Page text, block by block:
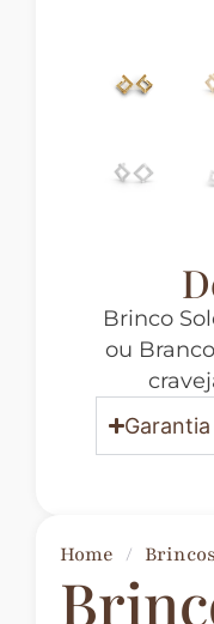
Brinco
ou
Garantia
Home / Brincos